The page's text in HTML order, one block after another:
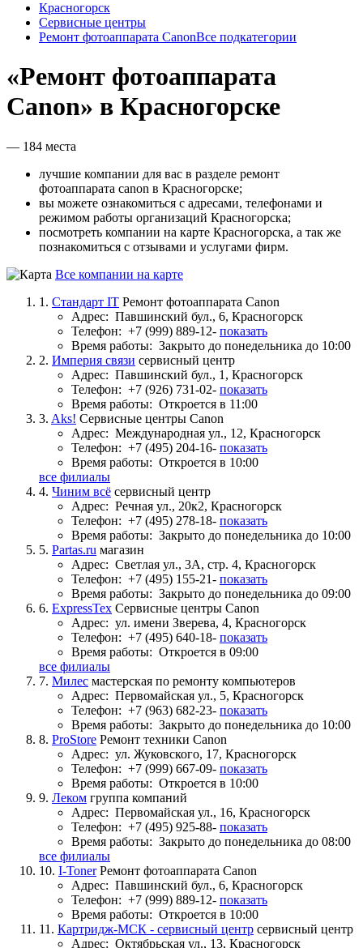
Красногорск
Сервисные центры
Ремонт фотоаппарата CanonВсе подкатегории
«Ремонт фотоаппарата
Canon» в Красногорске
— 184 места
лучшие компании для вас в разделе ремонт
фотоаппарата canon в Красногорске;
вы можете ознакомиться с адресами, телефонами и
режимом работы организаций Красногорска;
посмотреть компании на карте Красногорска, а так же
познакомиться с отзывами и услугами фирм.
Все компании на карте
1. Стандарт IT Ремонт фотоаппарата Canon
Адрес: Павшинский бул., 6, Красногорск
Телефон: +7 (999) 889-12- показать
Время работы: Закрыто до понедельника до 10:00
2. Империя связи сервисный центр
Адрес: Павшинский бул., 1, Красногорск
Телефон: +7 (926) 731-02- показать
Время работы: Откроется в 11:00
3. Aks! Сервисные центры Canon
Адрес: Международная ул., 12, Красногорск
Телефон: +7 (495) 204-16- показать
Время работы: Откроется в 10:00
все филиалы
4. Чиним всё сервисный центр
Адрес: Речная ул., 20к2, Красногорск
Телефон: +7 (495) 278-18- показать
Время работы: Закрыто до понедельника до 10:00
5. Partas.ru магазин
Адрес: Светлая ул., 3А, стр. 4, Красногорск
Телефон: +7 (495) 155-21- показать
Время работы: Закрыто до понедельника до 09:00
6. ExpressTex Сервисные центры Canon
Адрес: ул. имени Зверева, 4, Красногорск
Телефон: +7 (495) 640-18- показать
Время работы: Откроется в 09:00
все филиалы
7. Милес мастерская по ремонту компьютеров
Адрес: Первомайская ул., 5, Красногорск
Телефон: +7 (963) 682-23- показать
Время работы: Закрыто до понедельника до 10:00
8. ProStore Ремонт техники Canon
Адрес: ул. Жуковского, 17, Красногорск
Телефон: +7 (999) 667-09- показать
Время работы: Откроется в 10:00
9. Леком группа компаний
Адрес: Первомайская ул., 16, Красногорск
Телефон: +7 (495) 925-88- показать
Время работы: Закрыто до понедельника до 08:00
все филиалы
10. I-Toner Ремонт фотоаппарата Canon
Адрес: Павшинский бул., 6, Красногорск
Телефон: +7 (999) 889-12- показать
Время работы: Откроется в 10:00
11. Картридж-МСК - сервисный центр сервисный центр
Адрес: Октябрьская ул., 13, Красногорск